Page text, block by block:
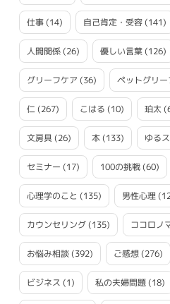
仕事(14) 自己肯定・受容(141)
人間関係(26) 優しい言葉(126)
グリーフケア (36) ペットグリー
仁(267) こはる (10) 珀太
文房具(26) 本(133) ゆる
セミナー (17) 100の挑戦(60)
心理学のこと (135) 男性心理
カウンセリング(135) ココロノ
お悩み相談(392) ご感想(276)
ビジネス (1) 私の夫婦問題(18)